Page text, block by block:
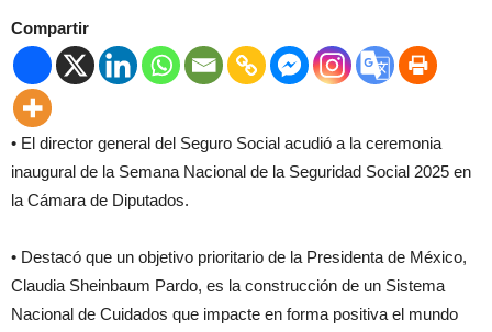
Compartir
• El director general del Seguro Social acudió a la ceremonia
inaugural de la Semana Nacional de la Seguridad Social 2025 en
la Cámara de Diputados.
• Destacó que un objetivo prioritario de la Presidenta de México,
Claudia Sheinbaum Pardo, es la construcción de un Sistema
Nacional de Cuidados que impacte en forma positiva el mundo